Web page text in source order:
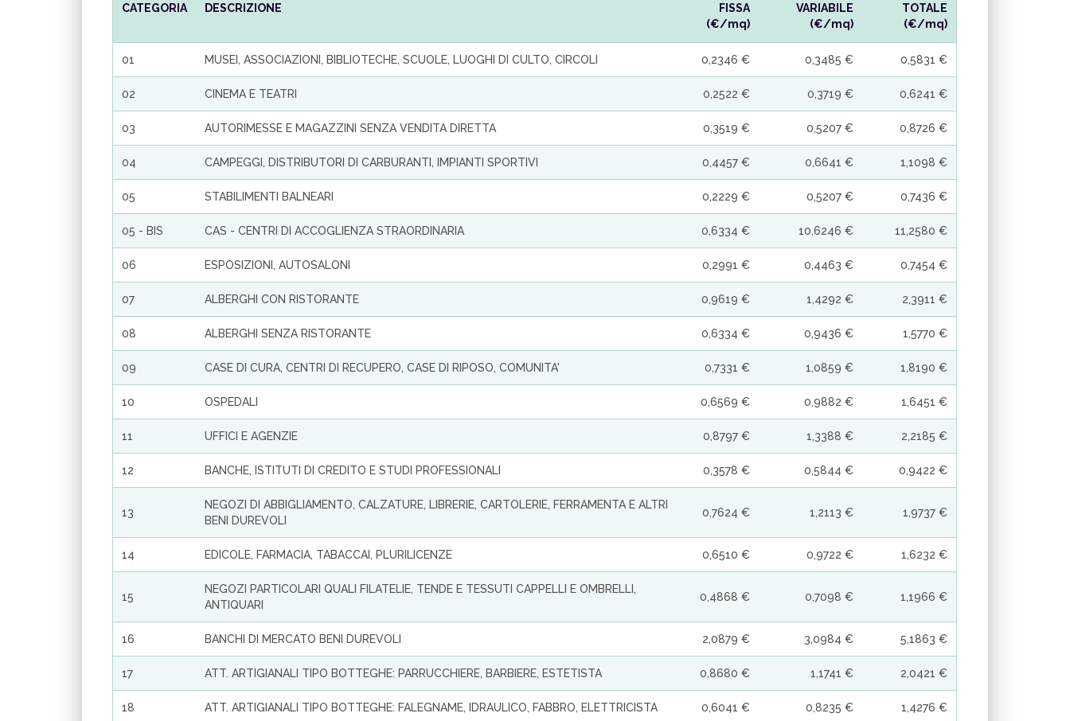
CATEGORIA DESCRIZIONE
FISSA
(€/mq)
VARIABILE
(€/mq)
TOTALE
(€/mq)
01 MUSEI, ASSOCIAZIONI, BIBLIOTECHE, SCUOLE, LUOGHI DI CULTO, CIRCOLI 0,2346 € 0,3485 € 0,5831 €
02 CINEMA E TEATRI 0,2522 € 0,3719 € 0,6241 €
03 AUTORIMESSE E MAGAZZINI SENZA VENDITA DIRETTA 0,3519 € 0,5207 € 0,8726 €
04 CAMPEGGI, DISTRIBUTORI DI CARBURANTI, IMPIANTI SPORTIVI 0,4457 € 0,6641 € 1,1098 €
05 STABILIMENTI BALNEARI 0,2229 € 0,5207 € 0,7436 €
05 - BIS CAS - CENTRI DI ACCOGLIENZA STRAORDINARIA 0,6334 € 10,6246 € 11,2580 €
06 ESPOSIZIONI, AUTOSALONI 0,2991 € 0,4463 € 0,7454 €
07 ALBERGHI CON RISTORANTE 0,9619 € 1,4292 € 2,3911 €
08 ALBERGHI SENZA RISTORANTE 0,6334 € 0,9436 € 1,5770 €
09 CASE DI CURA, CENTRI DI RECUPERO, CASE DI RIPOSO, COMUNITA' 0,7331 € 1,0859 € 1,8190 €
10 OSPEDALI 0,6569 € 0,9882 € 1,6451 €
11 UFFICI E AGENZIE 0,8797 € 1,3388 € 2,2185 €
12 BANCHE, ISTITUTI DI CREDITO E STUDI PROFESSIONALI 0,3578 € 0,5844 € 0,9422 €
13
NEGOZI DI ABBIGLIAMENTO, CALZATURE, LIBRERIE, CARTOLERIE, FERRAMENTA E ALTRI
BENI DUREVOLI
0,7624 € 1,2113 € 1,9737 €
14 EDICOLE, FARMACIA, TABACCAI, PLURILICENZE 0,6510 € 0,9722 € 1,6232 €
15
NEGOZI PARTICOLARI QUALI FILATELIE, TENDE E TESSUTI CAPPELLI E OMBRELLI,
ANTIQUARI
0,4868 € 0,7098 € 1,1966 €
16 BANCHI DI MERCATO BENI DUREVOLI 2,0879 € 3,0984 € 5,1863 €
17 ATT. ARTIGIANALI TIPO BOTTEGHE: PARRUCCHIERE, BARBIERE, ESTETISTA 0,8680 € 1,1741 € 2,0421 €
18 ATT. ARTIGIANALI TIPO BOTTEGHE: FALEGNAME, IDRAULICO, FABBRO, ELETTRICISTA 0,6041 € 0,8235 € 1,4276 €